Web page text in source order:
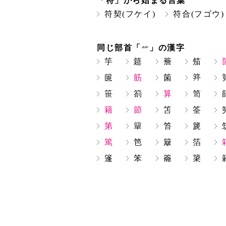
符契(フケイ)
符合(フゴウ)
同じ部首「
」の漢字
竽
筵 簷 笳
篋
筋 箘
笹
箚 算 笥
籍
節 笘 筌
第
簞 笞 篪
篤
笆 簸 箔
篷
笨 籥 簗